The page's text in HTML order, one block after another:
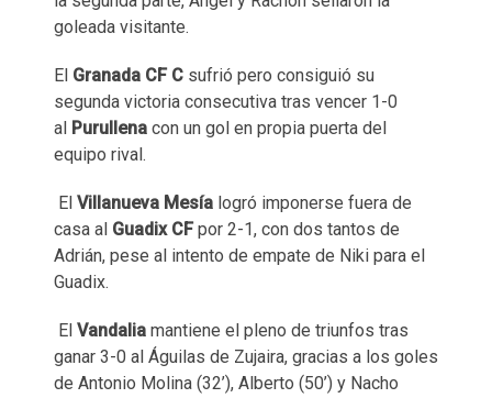
goleada visitante.
El Granada CF C sufrió pero consiguió su
segunda victoria consecutiva tras vencer 1-0
al Purullena con un gol en propia puerta del
equipo rival.
El Villanueva Mesía logró imponerse fuera de
casa al Guadix CFpor 2-1, con dos tantos de
Adrián, pese al intento de empate de Niki para el
Guadix.
El Vandalia mantiene el pleno de triunfos tras
ganar 3-0 al Águilas de Zujaira, gracias a los goles
de Antonio Molina (32’), Alberto (50’) y Nacho